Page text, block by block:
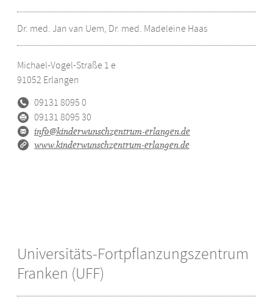
Dr. med. Jan van Uem, Dr. med. Madeleine Haas
Michael-Vogel-Straße 1 e
91052 Erlangen
09131 8095 0
09131 8095 30
info@kinderwunschzentrum-erlangen.de
www.kinderwunschzentrum-erlangen.de
Universitäts-Fortpflanzungszentrum
Franken (UFF)